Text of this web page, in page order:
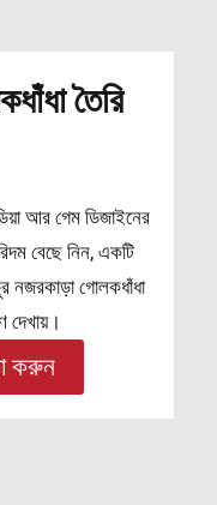
তৈরি
আর গেম ডিজাইনের
বেছে নিন, একটি
নজরকাড়া গোলকধাঁধা
দেখায়।
করুন